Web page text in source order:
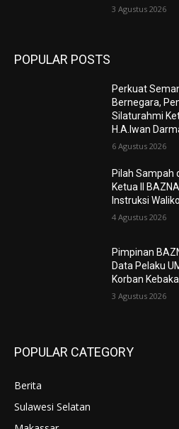
3 Agustus 2026
POPULAR POSTS
Perkuat
Bernegara,
Silaturahmi
H.A.Iwan
6 Agustus 2026
Pilah Sampah
Ketua II
Instruksi
4 Agustus 2026
Pimpinan
Data Pelaku
Korban
3 Agustus 2026
POPULAR CATEGORY
Berita
Sulawesi Selatan